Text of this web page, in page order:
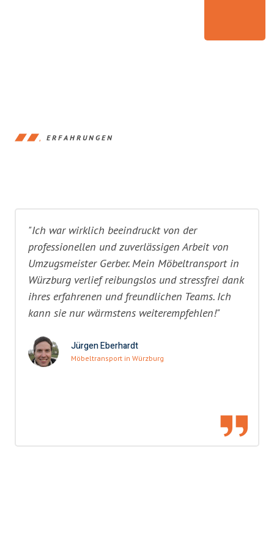
ERFAHRUNGEN
"Ich war wirklich beeindruckt von der
professionellen und zuverlässigen Arbeit von
Umzugsmeister Gerber. Mein Möbeltransport in
Würzburg verlief reibungslos und stressfrei dank
ihres erfahrenen und freundlichen Teams. Ich
kann sie nur wärmstens weiterempfehlen!"
Jürgen Eberhardt
Möbeltransport in Würzburg